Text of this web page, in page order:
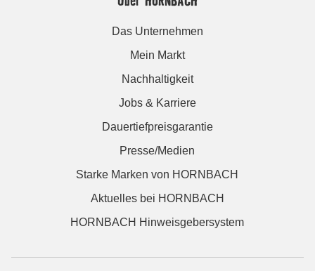
Das Unternehmen
Mein Markt
Nachhaltigkeit
Jobs & Karriere
Dauertiefpreisgarantie
Presse/Medien
Starke Marken von HORNBACH
Aktuelles bei HORNBACH
HORNBACH Hinweisgebersystem